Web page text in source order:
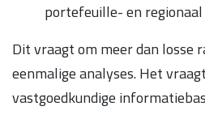
portefeuille- en regionaal
Dit vraagt om meer dan losse
eenmalige analyses. Het
vastgoedkundige